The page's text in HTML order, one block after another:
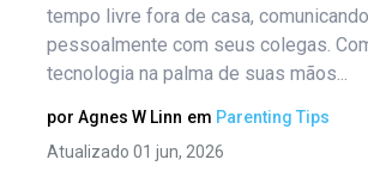
tempo livre fora de casa,
pessoalmente com seus colegas.
tecnologia na palma de suas mãos...
por Agnes W Linn em Parenting Tips
Atualizado 01 jun, 2026